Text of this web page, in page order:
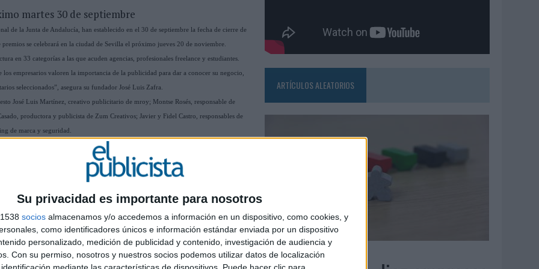
Su privacidad es importante para nosotros
socios almacenamos y/o accedemos a información en un dispositivo, como cookies, y
como identificadores únicos e información estándar enviada por un dispositivo
personalizado, medición de publicidad y contenido, investigación de audiencia y
Con su permiso, nosotros y nuestros socios podemos utilizar datos de localización
mediante las características de dispositivos. Puede hacer clic para
SPAIN PARA SAMSUNG ELECTRONICS IBERIA
martes 30 de septiembre
de la Junta de Andalucía, han establecido en el 30 de septiembre la fecha de cierre de
se celebrará en la ciudad de Sevilla el próximo jueves 20 de noviembre.
en 33 categorías a las que acuden agencias, profesionales freelance y estudiantes.
empresarios valoren la importancia de la publicidad para dar a conocer su negocio,
seleccionados”, asegura su fundador José Luis Zafra.
José Luis Martínez, creativo publicitario de mroy; Montse Rosés, responsable de
productora y publicista de Zum Creativos; Javier y Fidel Castro, responsables de
de marca y seguridad.
ENVIAR
ARTÍCULOS ALEATORIOS